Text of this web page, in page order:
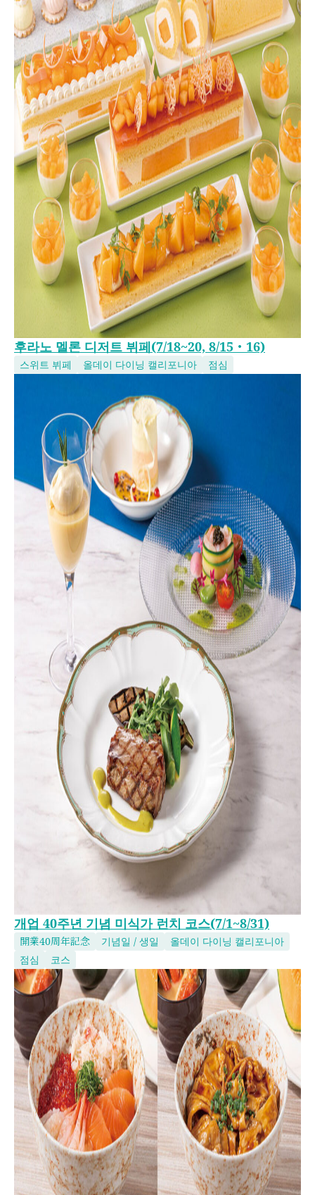
후라노 멜론 디저트 뷔페(7/18~20, 8/15・16)
스위트 뷔페 올데이 다이닝 캘리포니아 점심
개업 40주년 기념 미식가 런치 코스(7/1~8/31)
開業40周年記念 기념일 / 생일
올데이 다이닝 캘리포니아
점심
코스